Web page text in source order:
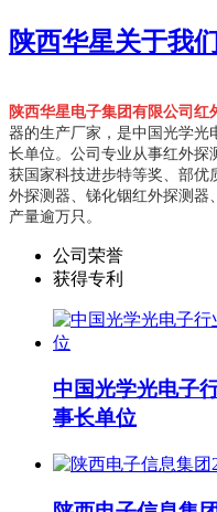
陕西华星关于我们
陕西华星电子集团有限公司红
器的生产厂家，是中国光学光
长单位。 公司专业从事红外探
获国家科技进步特等奖、部优
外探测器、锑化铟红外探测器
产量逾万只。
公司荣誉
获得专利
中国光学光电子
事长单位